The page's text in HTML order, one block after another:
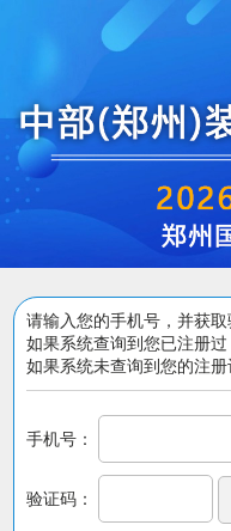
请输入您的手机号，并获取
如果系统查询到您已注册
如果系统未查询到您的注册
手机号：
验证码：